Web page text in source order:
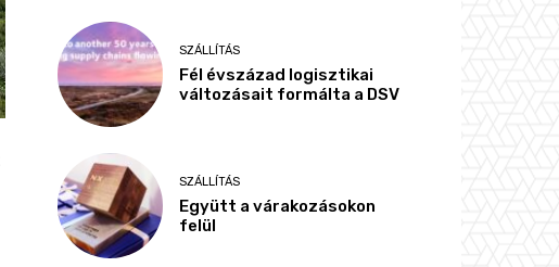
SZÁLLÍTÁS
Fél évszázad logisztikai
változásait formálta a DSV
SZÁLLÍTÁS
Együtt a várakozásokon
felül